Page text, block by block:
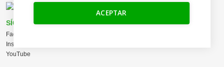
ACEPTAR
SÍGUENOS
Facebook
Instagram
YouTube